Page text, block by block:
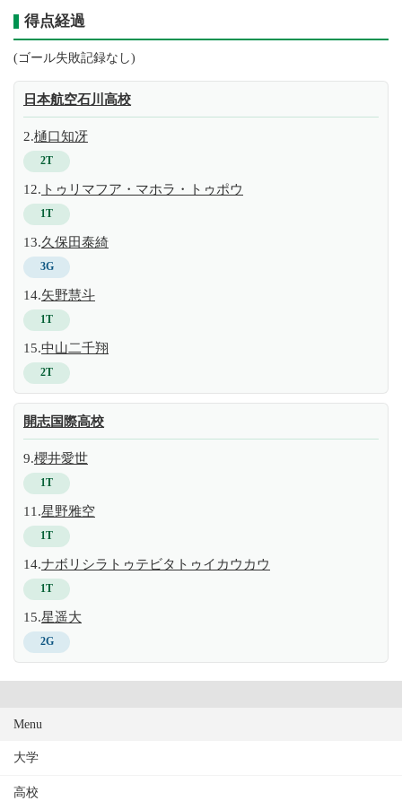
得点経過
(ゴール失敗記録なし)
日本航空石川高校
2.樋口知冴
2T
12. トゥリマフア・マホラ・トゥポウ
1T
13.久保田泰綺
3G
14.矢野慧斗
1T
15.中山二千翔
2T
開志国際高校
9.櫻井愛世
1T
11.星野雅空
1T
14.ナボリシラトゥテビタトゥイカウカウ
1T
15.星遥大
2G
Menu
大学
高校